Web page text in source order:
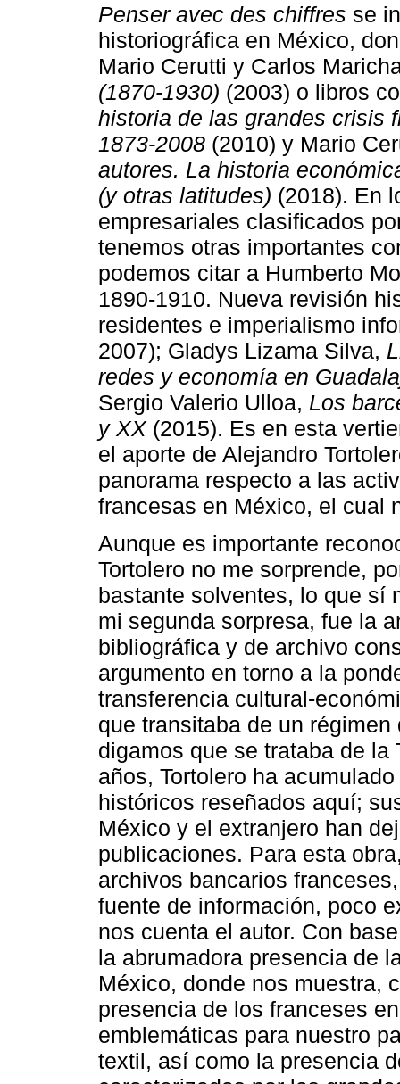
Penser avec des chiffres se
historiográfica en México,
Mario Cerutti y Carlos
(1870-1930) (2003) o libros
historia de las grandes crisis
1873-2008 (2010) y Mario
autores. La historia
(y otras latitudes) (2018). En
empresariales clasificados
tenemos otras importantes
podemos citar a Humberto
1890-1910. Nueva revisión
residentes e imperialismo
2007); Gladys Lizama Silva,
redes y economía en
Sergio Valerio Ulloa, Los
y XX(2015). Es en esta
el aporte de Alejandro
panorama respecto a las
francesas en México, el cual
Aunque es importante
Tortolero no me sorprende,
bastante solventes, lo que sí
mi segunda sorpresa, fue la
bibliográfica y de archivo
argumento en torno a la
transferencia cultural-
que transitaba de un
digamos que se trataba de la
años, Tortolero ha
históricos reseñados aquí;
México y el extranjero han
publicaciones. Para esta
archivos bancarios
fuente de información, poco
nos cuenta el autor. Con
la abrumadora presencia de
México, donde nos muestra,
presencia de los franceses
emblemáticas para nuestro
textil, así como la presencia